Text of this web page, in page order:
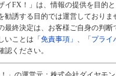
イFX！」は、情報の提供を目的
勧誘する目的では運営しており
最終決定は、お客様ご自身の判
いことは 「免責事項」 、
「プラ
認ください。